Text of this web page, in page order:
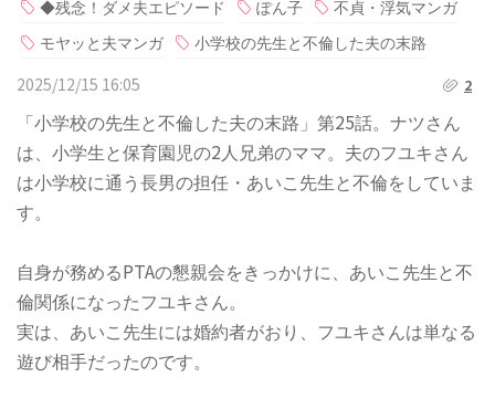
◆残念！ダメ夫エピソード
ぽん子
不貞・浮気マンガ
モヤッと夫マンガ
小学校の先生と不倫した夫の末路
2025/12/15 16:05
2
「小学校の先生と不倫した夫の末路」第25話。ナツさん
は、小学生と保育園児の2人兄弟のママ。夫のフユキさん
は小学校に通う長男の担任・あいこ先生と不倫をしていま
す。
自身が務めるPTAの懇親会をきっかけに、あいこ先生と不
倫関係になったフユキさん。
実は、あいこ先生には婚約者がおり、フユキさんは単なる
遊び相手だったのです。